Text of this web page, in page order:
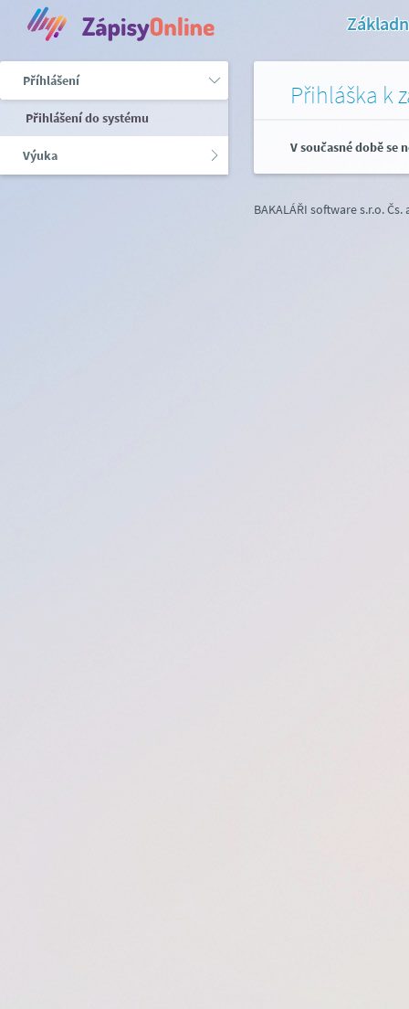
Příhlášení
Přihlášení do systému
Výuka
Přihláška k
V současné době se
BAKALÁŘI software s.r.o.Čs.